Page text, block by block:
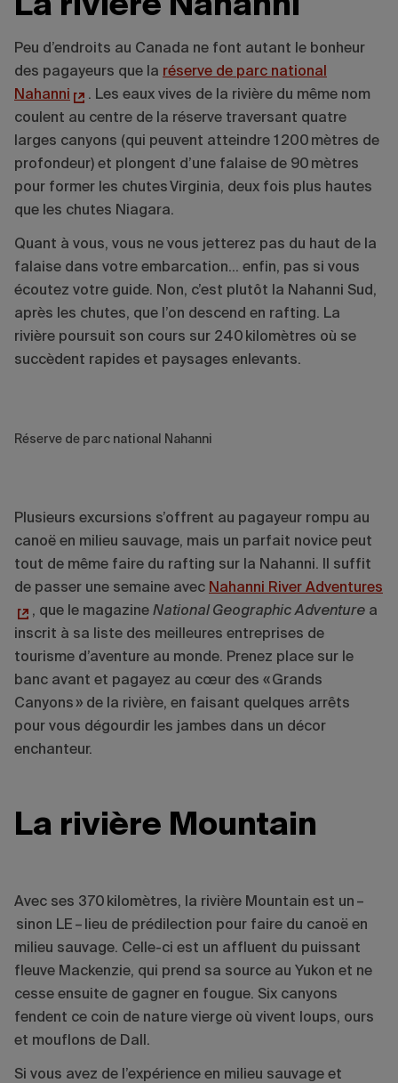
Peu d’endroits au Canada ne font autant le bonheur
des pagayeurs que la réserve de parc national
Nahanni
. Les eaux vives de la rivière du même nom
coulent au centre de la réserve traversant quatre
larges canyons (qui peuvent atteindre 1 200 mètres de
profondeur) et plongent d’une falaise de 90 mètres
pour former les chutes Virginia, deux fois plus hautes
que les chutes Niagara.
Quant à vous, vous ne vous jetterez pas du haut de la
falaise dans votre embarcation… enfin, pas si vous
écoutez votre guide. Non, c’est plutôt la Nahanni Sud,
après les chutes, que l’on descend en rafting. La
rivière poursuit son cours sur 240 kilomètres où se
succèdent rapides et paysages enlevants.
Réserve de parc national Nahanni
Plusieurs excursions s’offrent au pagayeur rompu au
canoë en milieu sauvage, mais un parfait novice peut
tout de même faire du rafting sur la Nahanni. Il suffit
de passer une semaine avec Nahanni River Adventures
, que le magazine National Geographic Adventure a
inscrit à sa liste des meilleures entreprises de
tourisme d’aventure au monde. Prenez place sur le
banc avant et pagayez au cœur des « Grands
Canyons » de la rivière, en faisant quelques arrêts
pour vous dégourdir les jambes dans un décor
enchanteur.
La rivière Mountain
Avec ses 370 kilomètres, la rivière Mountain est un –
sinon LE – lieu de prédilection pour faire du canoë en
milieu sauvage. Celle-ci est un affluent du puissant
fleuve Mackenzie, qui prend sa source au Yukon et ne
cesse ensuite de gagner en fougue. Six canyons
fendent ce coin de nature vierge où vivent loups, ours
et mouflons de Dall.
Si vous avez de l’expérience en milieu sauvage et